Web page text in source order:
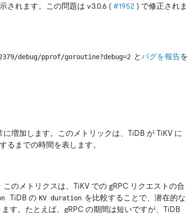
されます。この問題は v3.0.6 ( #1952 ) で修正されま
debug/pprof/goroutine?debug=2 とバグを報告を
に増加します。このメトリックは、TiDB が TiKV に
るまでの時間を表します。
のメトリクスは、TiKV での gRPC リクエストの合
TiDB の KV duration を比較することで、潜在的な
す。たとえば、gRPC の期間は短いですが、TiDB